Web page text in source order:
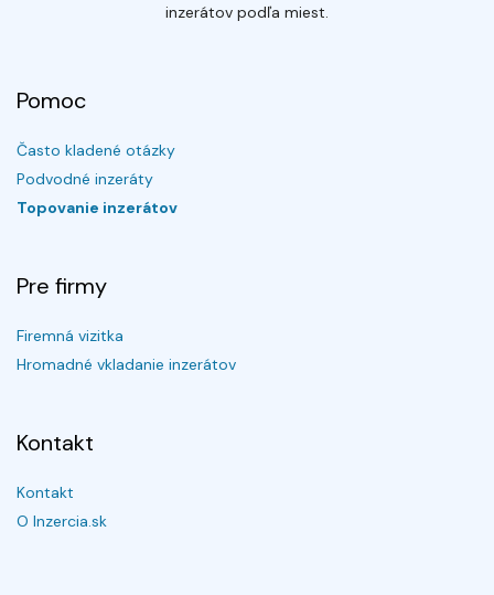
inzerátov podľa miest.
Pomoc
Často kladené otázky
Podvodné inzeráty
Topovanie inzerátov
Pre firmy
Firemná vizitka
Hromadné vkladanie inzerátov
Kontakt
Kontakt
O Inzercia.sk